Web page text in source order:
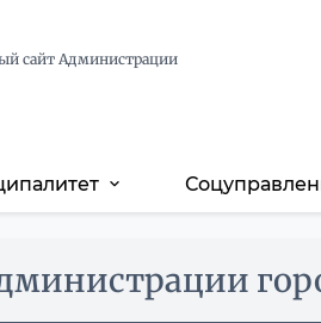
сайт Администрации
expand_more